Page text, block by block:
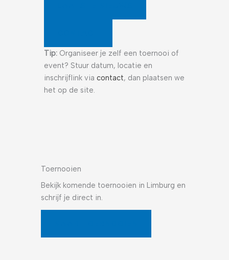
Tip:Organiseer je zelf een toernooi of
event? Stuur datum, locatie en
inschrijflink via contact, dan plaatsen we
het op de site.
Toernooien
Bekijk komende toernooien in Limburg en
schrijf je direct in.